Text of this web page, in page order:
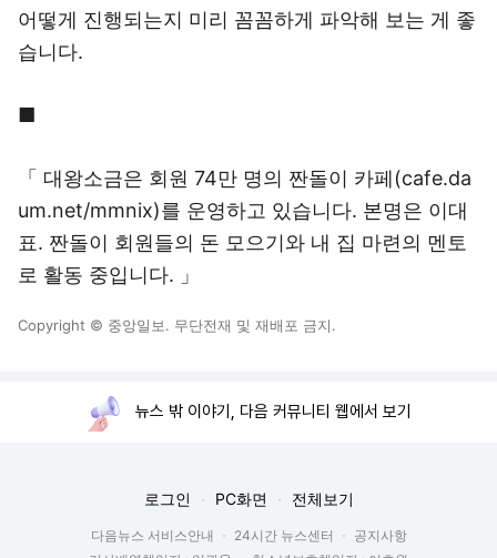
어떻게 진행되는지 미리 꼼꼼하게 파악해 보는 게 좋
습니다.
■
「 대왕소금은 회원 74만 명의 짠돌이 카페(cafe.da
um.net/mmnix)를 운영하고 있습니다. 본명은 이대
표. 짠돌이 회원들의 돈 모으기와 내 집 마련의 멘토
로 활동 중입니다. 」
Copyright © 중앙일보. 무단전재 및 재배포 금지.
뉴스 밖 이야기, 다음 커뮤니티 웹에서 보기
로그인 PC화면 전체보기
다음뉴스 서비스안내 24시간 뉴스센터
공지사항